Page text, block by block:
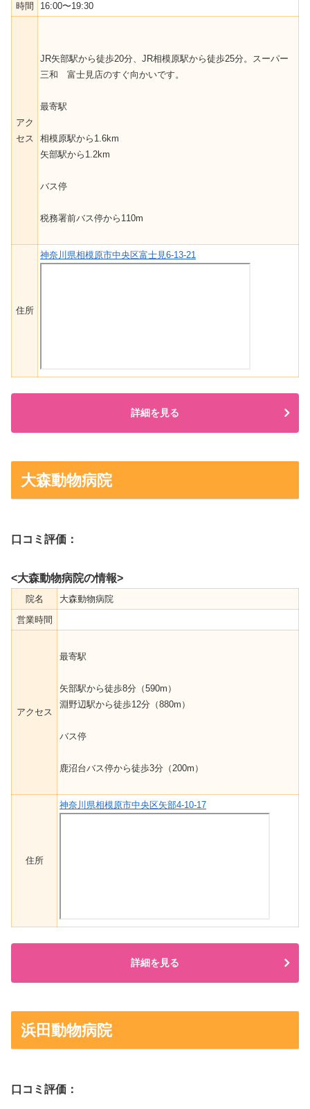
時間
16:00〜19:30
アク
セス
JR矢部駅から徒歩20分、JR相模原駅から徒歩25分。スーパー
三和 富士見店のすぐ向かいです。
最寄駅
相模原駅から1.6km
矢部駅から1.2km
バス停
税務署前バス停から110m
住所
神奈川県相模原市中央区富士見6-13-21
詳細を見る
大森動物病院
口コミ評価：
<大森動物病院の情報>
院名
大森動物病院
営業時間
アクセス
最寄駅
矢部駅から徒歩8分（590m）
淵野辺駅から徒歩12分（880m）
バス停
鹿沼台バス停から徒歩3分（200m）
住所
神奈川県相模原市中央区矢部4-10-17
詳細を見る
浜田動物病院
口コミ評価：